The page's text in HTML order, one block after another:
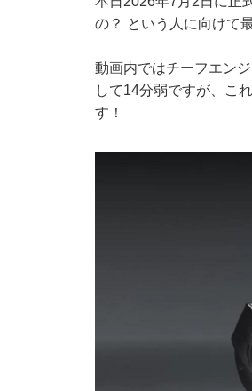
の？ という人に向けて
動画内ではチーフエン
して14分弱ですが、こ
す！